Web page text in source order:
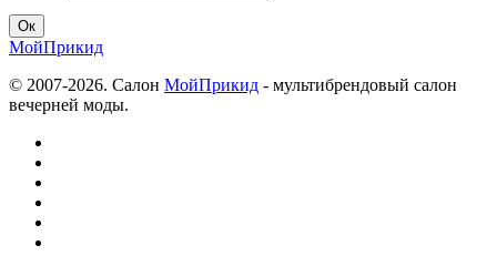
МойПрикид
© 2007-2026. Салон МойПрикид - мультибрендовый салон
вечерней моды.